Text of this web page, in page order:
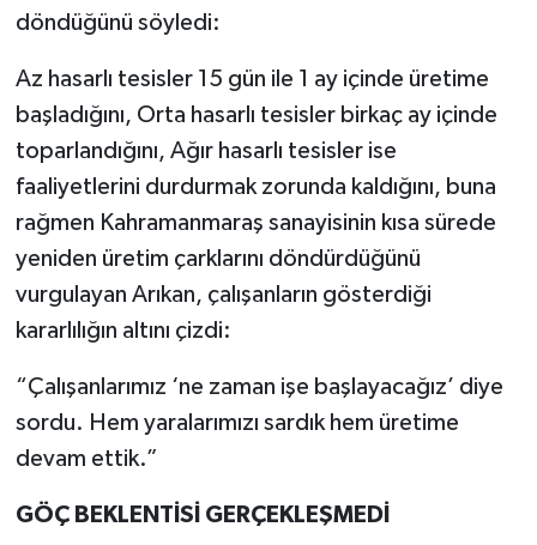
döndüğünü söyledi:
Az hasarlı tesisler 15 gün ile 1 ay içinde üretime
başladığını, Orta hasarlı tesisler birkaç ay içinde
toparlandığını, Ağır hasarlı tesisler ise
faaliyetlerini durdurmak zorunda kaldığını, buna
rağmen Kahramanmaraş sanayisinin kısa sürede
yeniden üretim çarklarını döndürdüğünü
vurgulayan Arıkan, çalışanların gösterdiği
kararlılığın altını çizdi:
“Çalışanlarımız ‘ne zaman işe başlayacağız’ diye
sordu. Hem yaralarımızı sardık hem üretime
devam ettik.”
GÖÇ BEKLENTİSİ GERÇEKLEŞMEDİ